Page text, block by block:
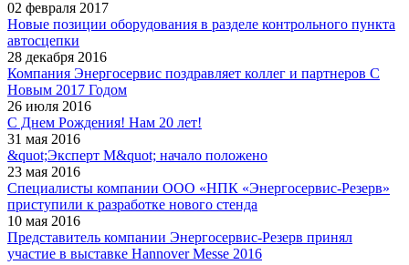
02 февраля 2017
Новые позиции оборудования в разделе контрольного пункта
автосцепки
28 декабря 2016
Компания Энергосервис поздравляет коллег и партнеров С
Новым 2017 Годом
26 июля 2016
C Днем Рождения! Нам 20 лет!
31 мая 2016
&quot;Эксперт М&quot; начало положено
23 мая 2016
Специалисты компании ООО «НПК «Энергосервис-Резерв»
приступили к разработке нового стенда
10 мая 2016
Представитель компании Энергосервис-Резерв принял
участие в выставке Hannover Messe 2016